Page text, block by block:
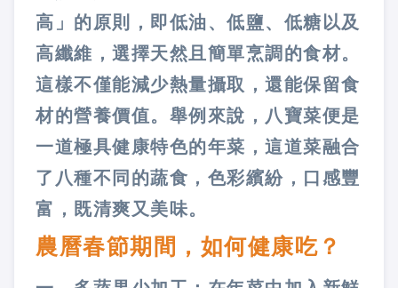
高」的原則，即低油、低鹽、低糖以及
高纖維，選擇天然且簡單烹調的食材。
這樣不僅能減少熱量攝取，還能保留食
材的營養價值。舉例來說，八寶菜便是
一道極具健康特色的年菜，這道菜融合
了八種不同的蔬食，色彩繽紛，口感豐
富，既清爽又美味。
農曆春節期間，如何健康吃？